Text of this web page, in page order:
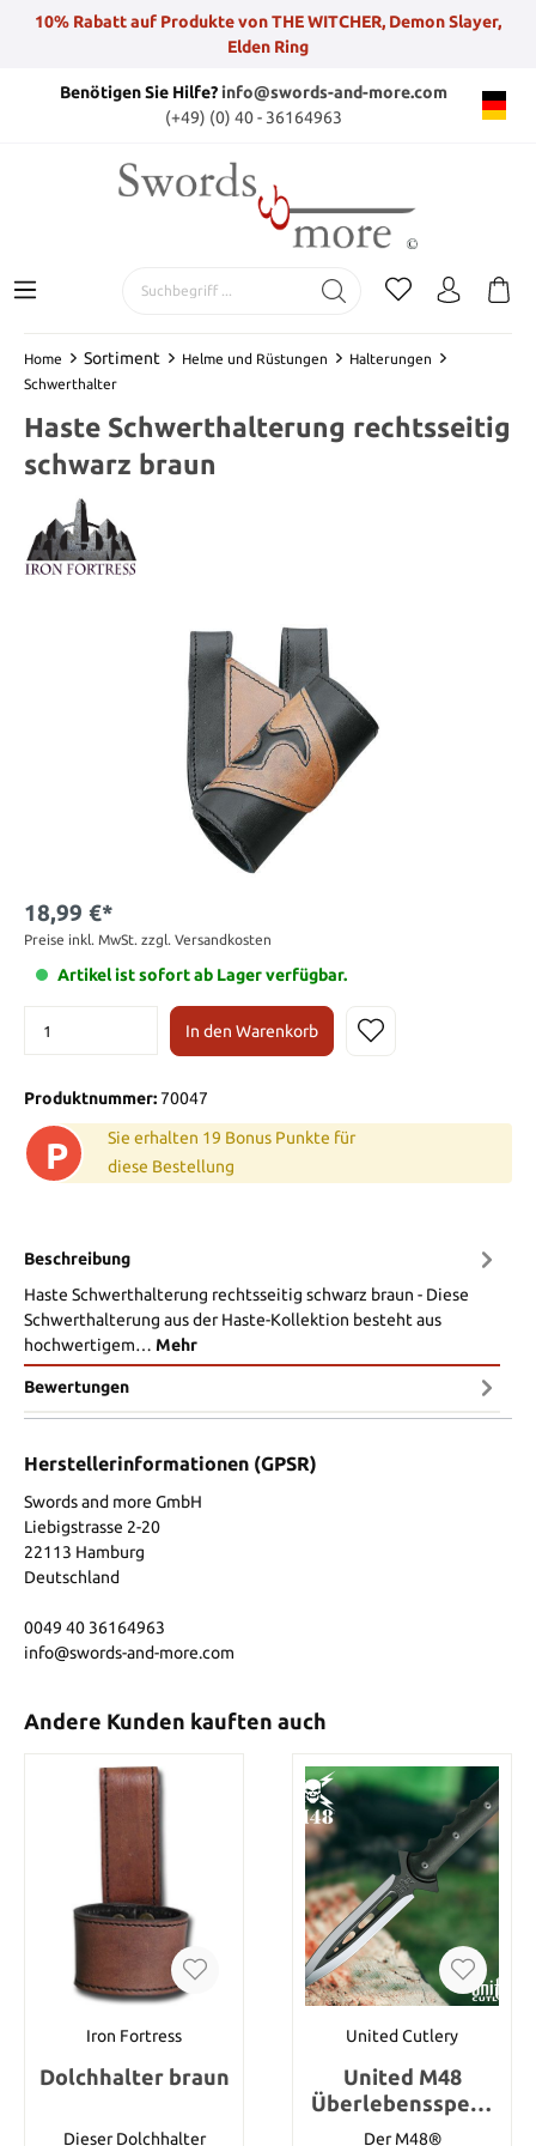
10% Rabatt auf Produkte von THE WITCHER, Demon Slayer,
Elden Ring
Benötigen Sie Hilfe?info@swords-and-more.com
(+49) (0) 40 - 36164963
Home Sortiment Helme und Rüstungen
Halterungen
Schwerthalter
Haste Schwerthalterung rechtsseitig
schwarz braun
18,99 €*
Preise inkl. MwSt. zzgl. Versandkosten
Artikel ist sofort ab Lager verfügbar.
In den Warenkorb
Produktnummer:70047
P
Sie erhalten 19 Bonus Punkte für
diese Bestellung
Beschreibung
Haste Schwerthalterung rechtsseitig schwarz braun - Diese
Schwerthalterung aus der Haste-Kollektion besteht aus
hochwertigem… Mehr
Bewertungen
Herstellerinformationen (GPSR)
Swords and more GmbH
Liebigstrasse 2-20
22113 Hamburg
Deutschland
0049 40 36164963
info@swords-and-more.com
Andere Kunden kauften auch
Iron Fortress
Dolchhalter braun
Dieser Dolchhalter
United Cutlery
United M48
Überlebensspeer
mit Scheide
Der M48®